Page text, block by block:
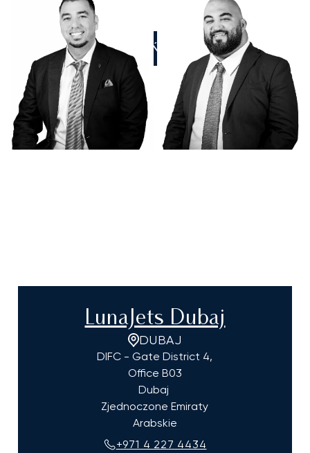
ZADZWOŃ DO NAS
LunaJets Dubaj
DUBAJ
DIFC - Gate District 4,
Office B03
Dubaj
Zjednoczone Emiraty
Arabskie
+971 4 227 4434